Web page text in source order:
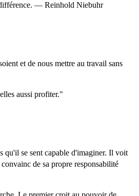
différence. — Reinhold Niebuhr
et de nous mettre au travail sans
aussi profiter."
qu'il se sent capable d'imaginer. Il voit
de sa propre responsabilité